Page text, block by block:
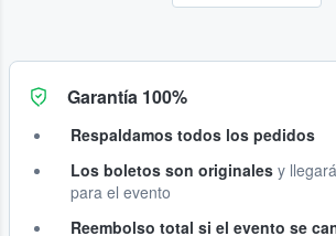
Garantía 100%
Respaldamos todos los pedidos
Los boletos son originales y
para el evento
Reembolso total si el evento se